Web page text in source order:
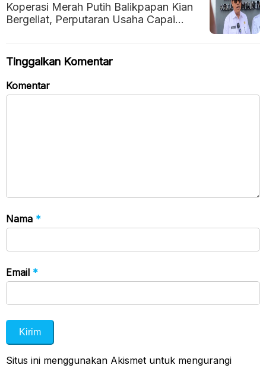
Koperasi Merah Putih Balikpapan Kian
Bergeliat, Perputaran Usaha Capai
Tinggalkan Komentar
Komentar
Nama *
Email *
Situs ini menggunakan Akismet untuk mengurangi